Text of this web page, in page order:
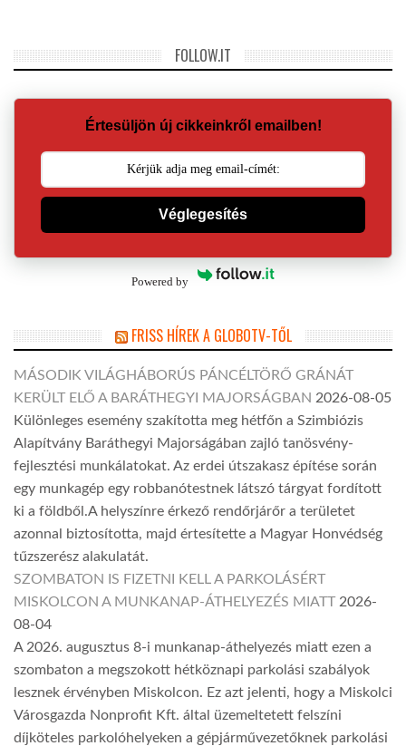
FOLLOW.IT
Értesüljön új cikkeinkről emailben!
Véglegesítés
Powered by
FRISS HÍREK A GLOBOTV-TŐL
MÁSODIK VILÁGHÁBORÚS PÁNCÉLTÖRŐ GRÁNÁT
KERÜLT ELŐ A BARÁTHEGYI MAJORSÁGBAN 2026-08-05
Különleges esemény szakította meg hétfőn a Szimbiózis
Alapítvány Baráthegyi Majorságában zajló tanösvény-
fejlesztési munkálatokat. Az erdei útszakasz építése során
egy munkagép egy robbanótestnek látszó tárgyat fordított
ki a földből.A helyszínre érkező rendőrjárőr a területet
azonnal biztosította, majd értesítette a Magyar Honvédség
tűzszerész alakulatát.
SZOMBATON IS FIZETNI KELL A PARKOLÁSÉRT
MISKOLCON A MUNKANAP-ÁTHELYEZÉS MIATT 2026-
08-04
A 2026. augusztus 8-i munkanap-áthelyezés miatt ezen a
szombaton a megszokott hétköznapi parkolási szabályok
lesznek érvényben Miskolcon. Ez azt jelenti, hogy a Miskolci
Városgazda Nonprofit Kft. által üzemeltetett felszíni
díjköteles parkolóhelyeken a gépjárművezetőknek parkolási